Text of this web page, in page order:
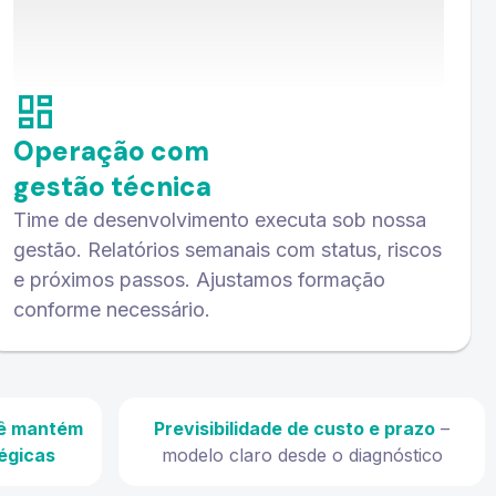
Operação com
gestão técnica
Time de desenvolvimento executa sob nossa
gestão. Relatórios semanais com status, riscos
e próximos passos. Ajustamos formação
conforme necessário.
mantém
Previsibilidade de custo e prazo –
modelo claro desde o diagnóstico